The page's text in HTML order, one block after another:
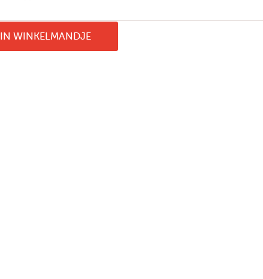
IN WINKELMANDJE